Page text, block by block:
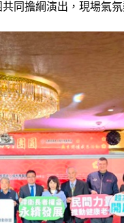
同擔綱演出，現場氣